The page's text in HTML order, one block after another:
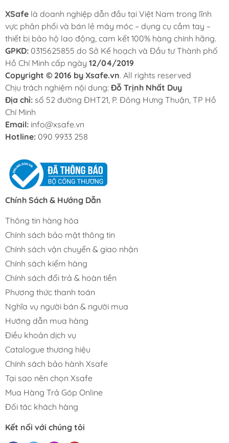
XSafe là doanh nghiệp dẫn đầu tại Việt Nam trong lĩnh
vực phân phối và bán lẻ máy móc – dụng cụ cầm tay –
thiết bị bảo hộ lao động, cam kết 100% hàng chính hãng.
GPKD: 0315625855 do Sở Kế hoạch và Đầu tư Thành phố
Hồ Chí Minh cấp ngày 12/04/2019
Copyright © 2016 by Xsafe.vn. All rights reserved
Chịu trách nghiệm nội dung: Đỗ Trịnh Nhất Duy
Địa chỉ: số 52 đường ĐHT21, P. Đông Hưng Thuận, TP Hồ
Chí Minh
Email: info@xsafe.vn
Hotline: 090 9933 258
Chính Sách & Hướng Dẫn
Thông tin hàng hóa
Chính sách bảo mật thông tin
Chính sách vận chuyển & giao nhận
Chính sách kiểm hàng
Chính sách đổi trả & hoàn tiền
Phương thức thanh toán
Nghĩa vụ người bán & người mua
Hướng dẫn mua hàng
Điều khoản dịch vụ
Catalogue thương hiệu
Chính sách bảo hành Xsafe
Tại sao nên chọn Xsafe
Mua Hàng Trả Góp Online
Đối tác khách hàng
Kết nối với chúng tôi